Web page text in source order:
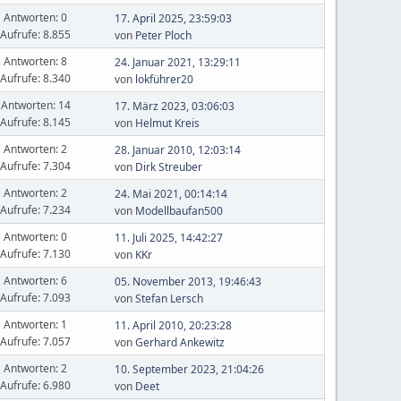
Antworten: 0
Aufrufe: 8.855
17. April 2025, 23:59:03
von Peter Ploch
Antworten: 8
Aufrufe: 8.340
24. Januar 2021, 13:29:11
von lokführer20
Antworten: 14
Aufrufe: 8.145
17. März 2023, 03:06:03
von Helmut Kreis
Antworten: 2
Aufrufe: 7.304
28. Januar 2010, 12:03:14
von Dirk Streuber
Antworten: 2
Aufrufe: 7.234
24. Mai 2021, 00:14:14
von Modellbaufan500
Antworten: 0
Aufrufe: 7.130
11. Juli 2025, 14:42:27
von KKr
Antworten: 6
Aufrufe: 7.093
05. November 2013, 19:46:43
vonStefan Lersch
Antworten: 1
Aufrufe: 7.057
11. April 2010, 20:23:28
vonGerhard Ankewitz
Antworten: 2
Aufrufe: 6.980
10. September 2023, 21:04:26
von Deet